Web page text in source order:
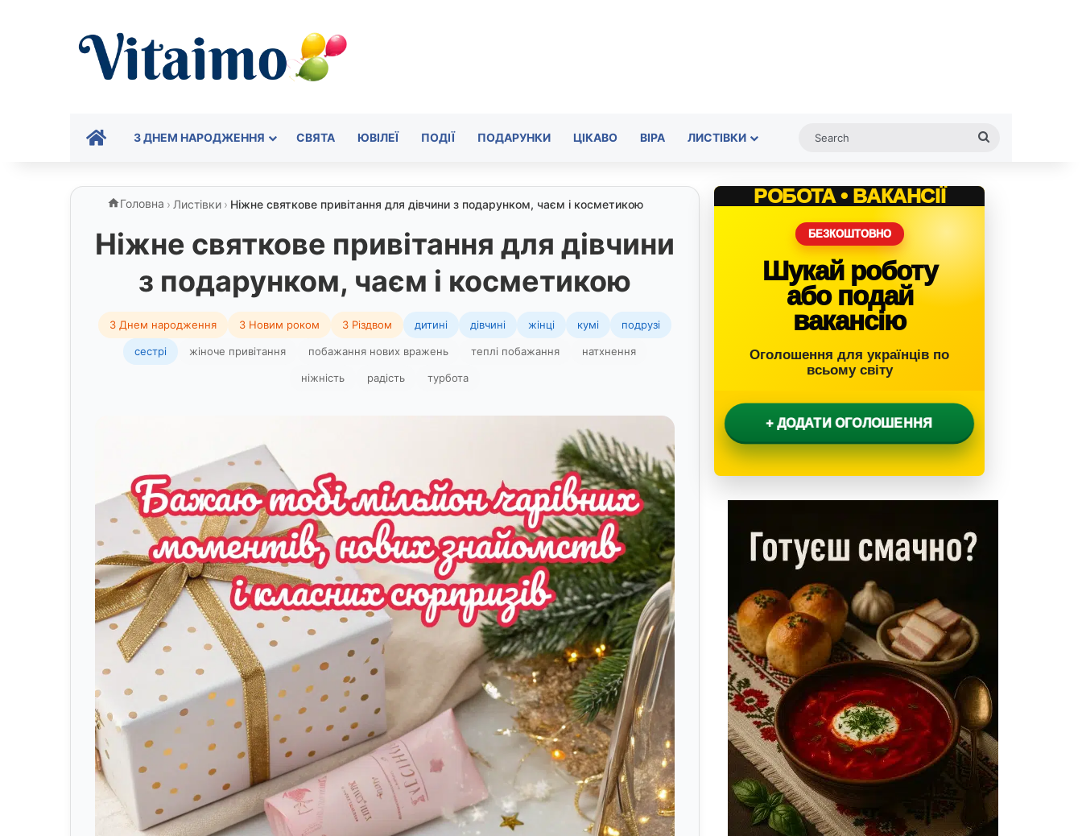
ГОЛОВНАЗ ДНЕМ НАРОДЖЕННЯ СВЯТА ЮВІЛЕЇ ПОДІЇ ПОДАРУНКИ ЦІКАВО ВІРА ЛИСТІВКИ
Головна › Листівки › Ніжне святкове привітання для дівчини з подарунком, чаєм і косметикою
Ніжне святкове привітання для дівчини
з подарунком, чаєм і косметикою
З Днем народження З Новим роком З Різдвом дитині дівчині жінці кумі подрузі
сестрі жіноче привітання побажання нових вражень теплі побажання натхнення
ніжність радість турбота
РОБОТА • ВАКАНСІЇ
БЕЗКОШТОВНО
Шукай роботу
або подай
вакансію
Оголошення для українців по
всьому світу
+ ДОДАТИ ОГОЛОШЕННЯ